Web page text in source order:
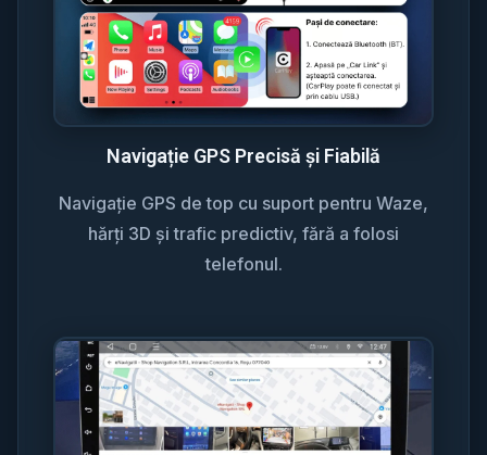
Navigație GPS Precisă și Fiabilă
Navigație GPS de top cu suport pentru Waze,
hărți 3D și trafic predictiv, fără a folosi
telefonul.